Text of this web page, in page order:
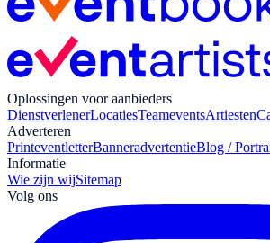
Oplossingen voor aanbieders
DienstverlenerLocatiesTeameventsArtiesten
Adverteren
PrinteventletterBanneradvertentieBlog /
Informatie
Wie zijn wijSitemap
Volg ons